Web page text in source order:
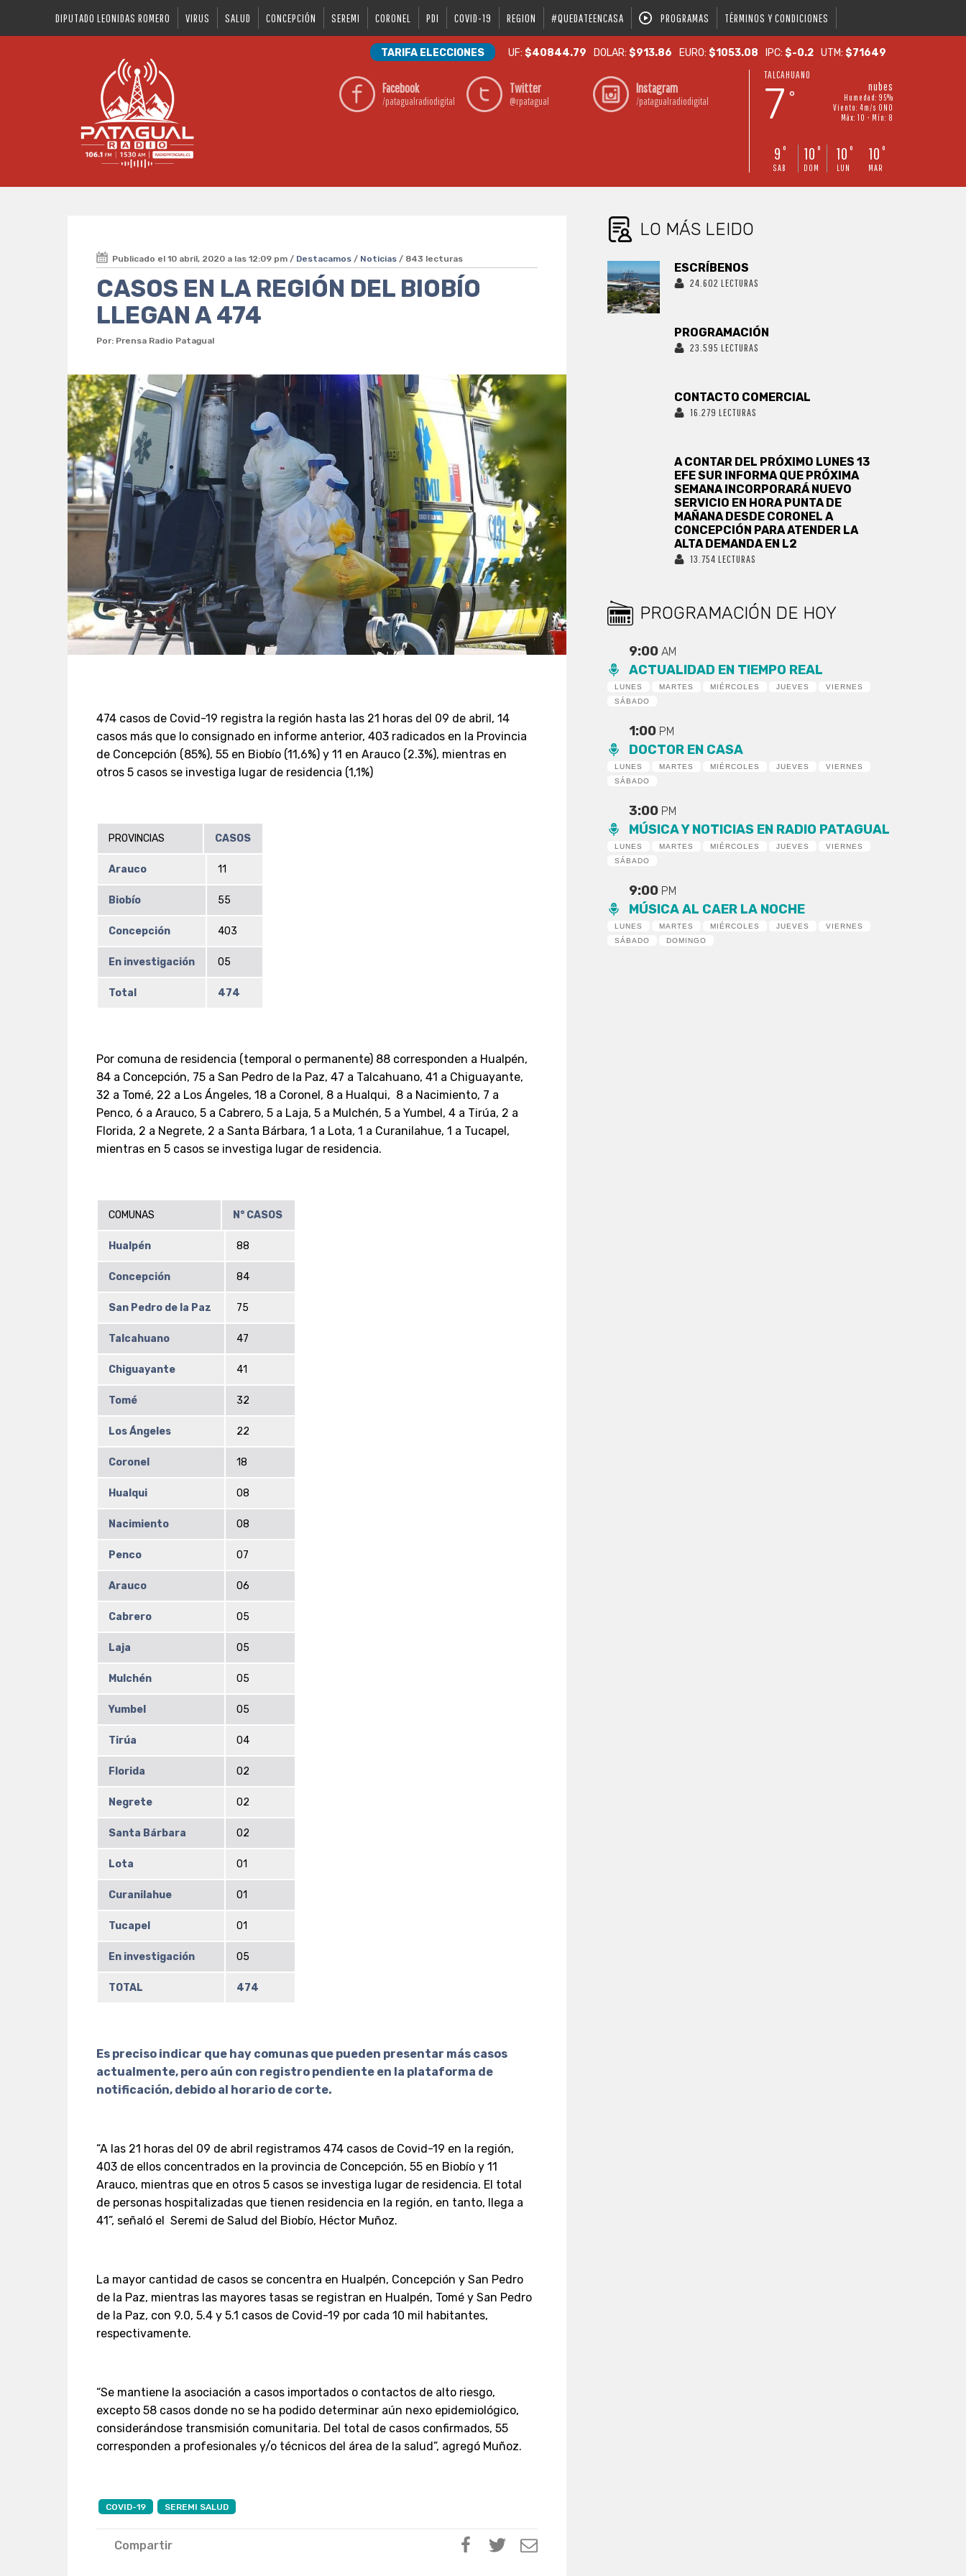
DIPUTADO LEONIDAS ROMERO VIRUS SALUD CONCEPCIÓN SEREMI CORONEL PDI COVID-19 REGION #QUEDATEENCASA PROGRAMAS TÉRMINOS Y CONDICIONES
TARIFA ELECCIONES UF:$40844.79 DOLAR:$913.86 EURO:$1053.08 IPC:$-0.2 UTM:$71649
Facebook
/patagualradiodigital
Twitter
@rpatagual
Instagram
/patagualradiodigital
TALCAHUANO
7 °
nubes
Humedad: 95%
Viento: 4m/s ONO
Máx: 10 • Mín: 8
9 °
SAB
10 °
DOM
10 °
LUN
10 °
MAR
Publicado el 10 abril, 2020 a las 12:09 pm / Destacamos / Noticias / 843 lecturas
CASOS EN LA REGIÓN DEL BIOBÍO
LLEGAN A 474
Por: Prensa Radio Patagual
474 casos de Covid-19 registra la región hasta las 21 horas del 09 de abril, 14
casos más que lo consignado en informe anterior, 403 radicados en la Provincia
de Concepción (85%), 55 en Biobío (11,6%) y 11 en Arauco (2.3%), mientras en
otros 5 casos se investiga lugar de residencia (1,1%)
PROVINCIAS CASOS
Arauco 11
Biobío 55
Concepción 403
En investigación 05
Total 474
Por comuna de residencia (temporal o permanente) 88 corresponden a Hualpén,
84 a Concepción, 75 a San Pedro de la Paz, 47 a Talcahuano, 41 a Chiguayante,
32 a Tomé, 22 a Los Ángeles, 18 a Coronel, 8 a Hualqui, 8 a Nacimiento, 7 a
Penco, 6 a Arauco, 5 a Cabrero, 5 a Laja, 5 a Mulchén, 5 a Yumbel, 4 a Tirúa, 2 a
Florida, 2 a Negrete, 2 a Santa Bárbara, 1 a Lota, 1 a Curanilahue, 1 a Tucapel,
mientras en 5 casos se investiga lugar de residencia.
COMUNAS N° CASOS
Hualpén 88
Concepción 84
San Pedro de la Paz 75
Talcahuano 47
Chiguayante 41
Tomé 32
Los Ángeles 22
Coronel 18
Hualqui 08
Nacimiento 08
Penco 07
Arauco 06
Cabrero 05
Laja 05
Mulchén 05
Yumbel 05
Tirúa 04
Florida 02
Negrete 02
Santa Bárbara 02
Lota 01
Curanilahue 01
Tucapel 01
En investigación 05
TOTAL 474
Es preciso indicar que hay comunas que pueden presentar más casos
actualmente, pero aún con registro pendiente en la plataforma de
notificación, debido al horario de corte.
“A las 21 horas del 09 de abril registramos 474 casos de Covid-19 en la región,
403 de ellos concentrados en la provincia de Concepción, 55 en Biobío y 11
Arauco, mientras que en otros 5 casos se investiga lugar de residencia. El total
de personas hospitalizadas que tienen residencia en la región, en tanto, llega a
41”, señaló el Seremi de Salud del Biobío, Héctor Muñoz.
La mayor cantidad de casos se concentra en Hualpén, Concepción y San Pedro
de la Paz, mientras las mayores tasas se registran en Hualpén, Tomé y San Pedro
de la Paz, con 9.0, 5.4 y 5.1 casos de Covid-19 por cada 10 mil habitantes,
respectivamente.
“Se mantiene la asociación a casos importados o contactos de alto riesgo,
excepto 58 casos donde no se ha podido determinar aún nexo epidemiológico,
considerándose transmisión comunitaria. Del total de casos confirmados, 55
corresponden a profesionales y/o técnicos del área de la salud”, agregó Muñoz.
COVID-19 SEREMI SALUD
Compartir
LO MÁS LEIDO
ESCRÍBENOS
24.602 LECTURAS
PROGRAMACIÓN
23.595 LECTURAS
CONTACTO COMERCIAL
16.279 LECTURAS
A CONTAR DEL PRÓXIMO LUNES 13
EFE SUR INFORMA QUE PRÓXIMA
SEMANA INCORPORARÁ NUEVO
SERVICIO EN HORA PUNTA DE
MAÑANA DESDE CORONEL A
CONCEPCIÓN PARA ATENDER LA
ALTA DEMANDA EN L2
13.754 LECTURAS
PROGRAMACIÓN DE HOY
9:00AM
ACTUALIDAD EN TIEMPO REAL
LUNES MARTES MIÉRCOLES JUEVES
VIERNES
SÁBADO
1:00 PM
DOCTOR EN CASA
LUNES MARTES MIÉRCOLES JUEVES
VIERNES
SÁBADO
3:00 PM
MÚSICA Y NOTICIAS EN RADIO PATAGUAL
LUNES MARTES MIÉRCOLES JUEVES
VIERNES
SÁBADO
9:00 PM
MÚSICA AL CAER LA NOCHE
LUNES MARTES MIÉRCOLES JUEVES
VIERNES
SÁBADO
DOMINGO